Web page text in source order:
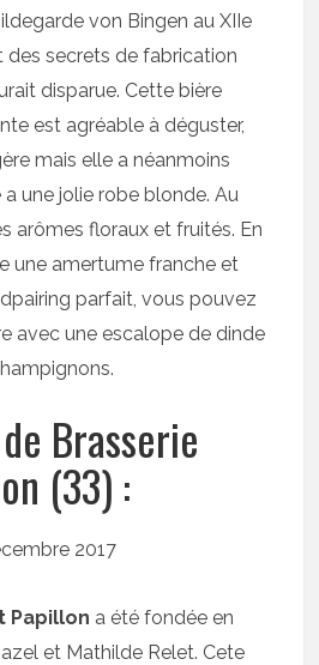
von Bingen au XIIe
des secrets de fabrication
disparue. Cette bière
est agréable à déguster,
mais elle a néanmoins
une jolie robe blonde. Au
arômes floraux et fruités. En
une amertume franche et
parfait, vous pouvez
avec une escalope de dinde
Brasserie
(33) :
Papillon a été fondée en
et Mathilde Relet. Cete